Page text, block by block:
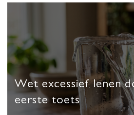
Wet excessief lenen
eerste toets